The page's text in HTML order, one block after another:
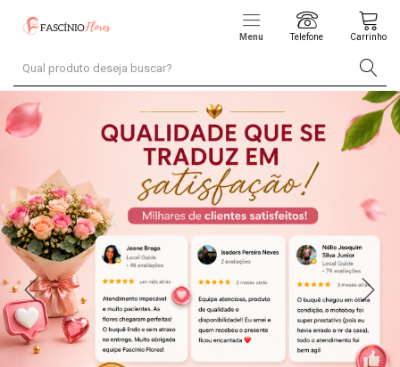
Menu Telefone Carrinho